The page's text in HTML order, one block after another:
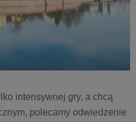
intensywnej gry, a chcą
polecamy odwiedzenie